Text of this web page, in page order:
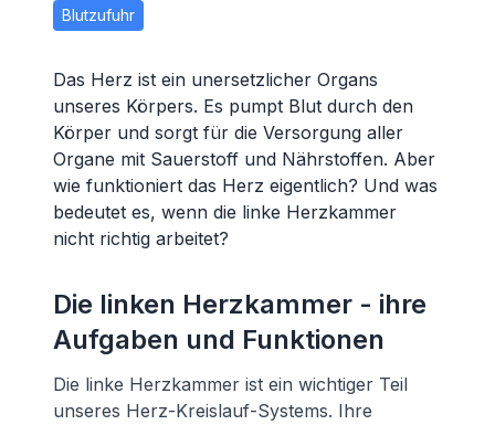
Blutzufuhr
Das Herz ist ein unersetzlicher Organs
unseres Körpers. Es pumpt Blut durch den
Körper und sorgt für die Versorgung aller
Organe mit Sauerstoff und Nährstoffen. Aber
wie funktioniert das Herz eigentlich? Und was
bedeutet es, wenn die linke Herzkammer
nicht richtig arbeitet?
Die linken Herzkammer - ihre
Aufgaben und Funktionen
Die linke Herzkammer ist ein wichtiger Teil
unseres Herz-Kreislauf-Systems. Ihre